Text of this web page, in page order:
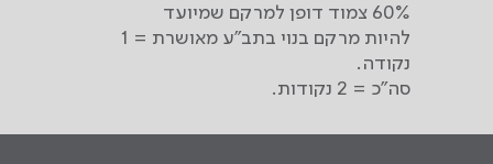
60% צמוד דופן למרקם שמיועד
להיות מרקם בנוי בתב"ע מאושרת = 1
נקודה.
סה"כ = 2 נקודות.